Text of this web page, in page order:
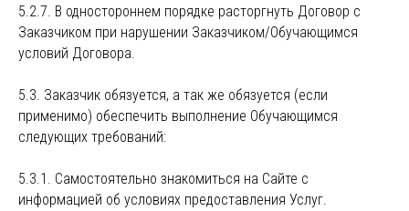
5.2.7. В одностороннем порядке расторгнуть Договор с
Заказчиком при нарушении Заказчиком/Обучающимся
условий Договора.
5.3. Заказчик обязуется, а так же обязуется (если
применимо) обеспечить выполнение Обучающимся
следующих требований:
5.3.1. Самостоятельно знакомиться на Сайте с
информацией об условиях предоставления Услуг.